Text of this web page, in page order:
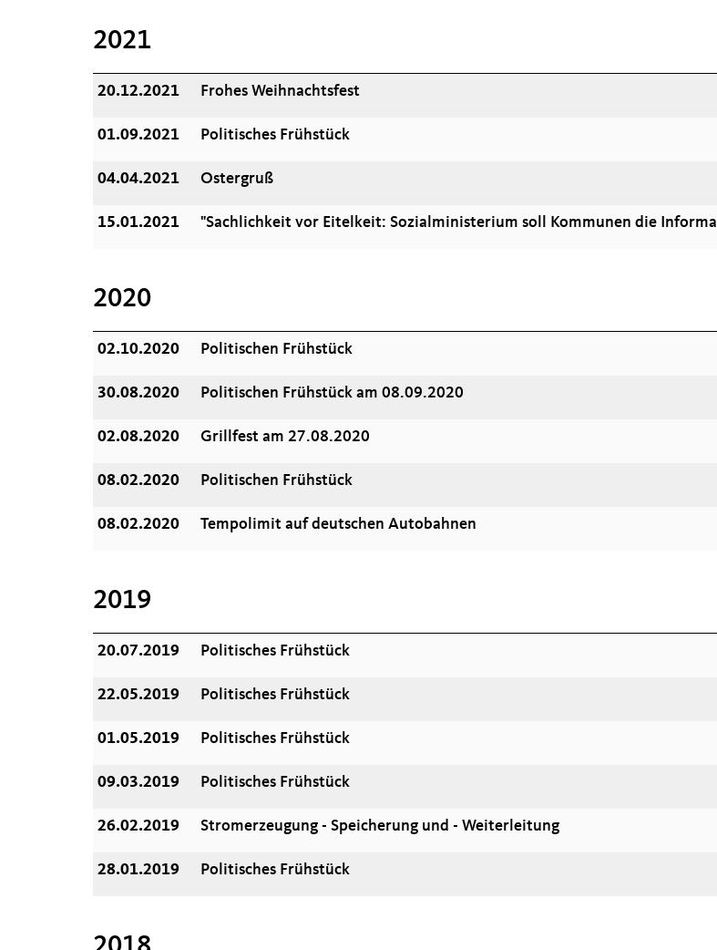
2021
20.12.2021 Frohes Weihnachtsfest
01.09.2021 Politisches Frühstück
04.04.2021 Ostergruß
15.01.2021 "Sachlichkeit vor Eitelkeit: Sozialministerium soll Kommunen die
2020
02.10.2020 Politischen Frühstück
30.08.2020 Politischen Frühstück am 08.09.2020
02.08.2020 Grillfest am 27.08.2020
08.02.2020 Politischen Frühstück
08.02.2020 Tempolimit auf deutschen Autobahnen
2019
20.07.2019 Politisches Frühstück
22.05.2019 Politisches Frühstück
01.05.2019 Politisches Frühstück
09.03.2019 Politisches Frühstück
26.02.2019 Stromerzeugung - Speicherung und - Weiterleitung
28.01.2019 Politisches Frühstück